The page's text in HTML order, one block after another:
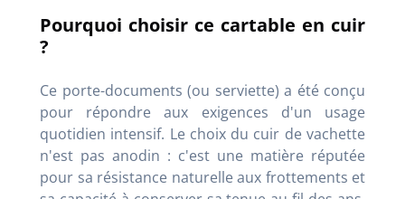
Pourquoi choisir ce cartable en cuir
?
Ce porte-documents (ou serviette) a été conçu
pour répondre aux exigences d'un usage
quotidien intensif. Le choix du cuir de vachette
n'est pas anodin : c'est une matière réputée
pour sa résistance naturelle aux frottements et